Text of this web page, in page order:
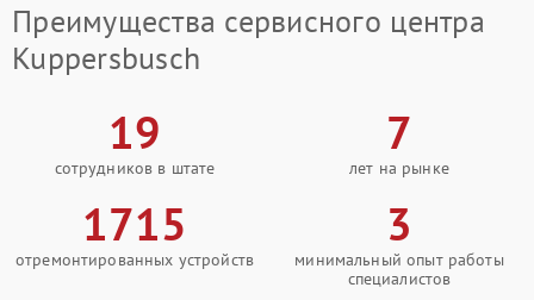
Преимущества сервисного центра
Kuppersbusch
19
сотрудников в штате
7
лет на рынке
1715
отремонтированных устройств
3
минимальный опыт работы
специалистов